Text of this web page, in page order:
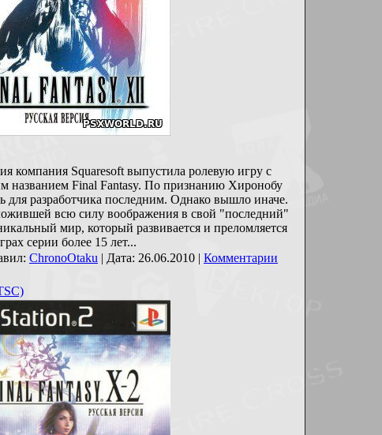
компания Squaresoft выпустила ролевую игру с
названием Final Fantasy. По признанию Хиронобу
для разработчика последним. Однако вышло иначе.
всю силу воображения в свой "последний"
мир, который развивается и преломляется
серии более 15 лет...
ChronoOtaku | Дата: 26.06.2010 | Комментарии